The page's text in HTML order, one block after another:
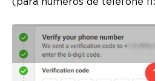
(para números de telefone